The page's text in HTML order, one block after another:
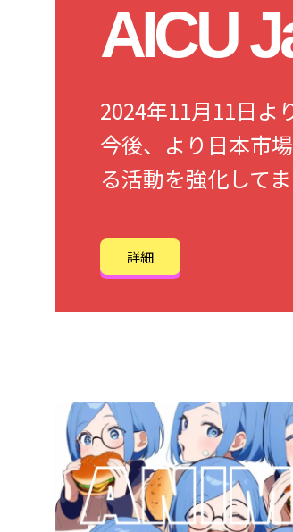
AICU
2024年11月11日よ
今後、より日本市
る活動を強化してま
詳細